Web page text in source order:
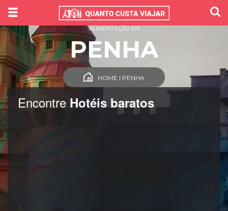
Encontre Hotéis baratos
ALIMENTAÇÃO EM
PENHA
HOME | PENHA